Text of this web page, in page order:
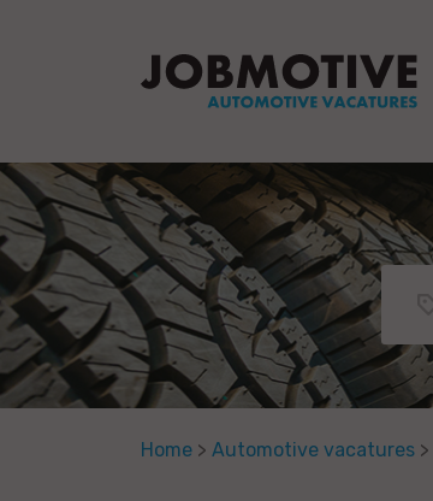
Home > Automotive vacatures >